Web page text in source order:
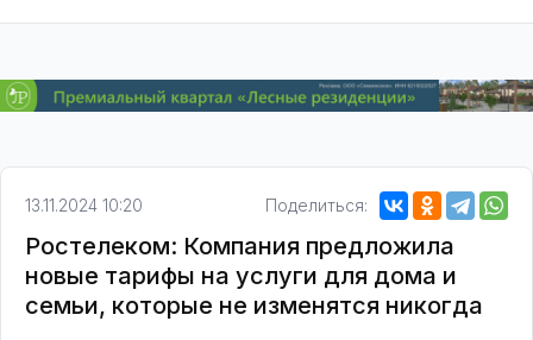
13.11.2024 10:20 Поделиться:
Ростелеком: Компания предложила
новые тарифы на услуги для дома и
семьи, которые не изменятся никогда